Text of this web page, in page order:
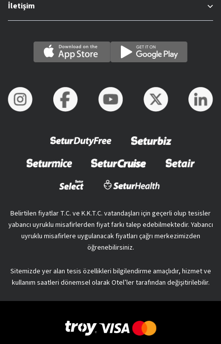
İletişim
Belirtilen fiyatlar T.C. ve K.K.T.C. vatandaşları için geçerli olup tesisler
yabancı uyruklu misafirlerden fiyat farkı talep edebilmektedir. Yabancı
uyruklu misafirlere uygulanacak fiyatları çağrı merkezimizden
öğrenebilirsiniz.
Sitemizde yer alan tesis özellikleri bilgilendirme amaçlıdır, hizmet ve
kullanım saatleri dönemsel olarak Otel’ler tarafından değişitirilebilir.